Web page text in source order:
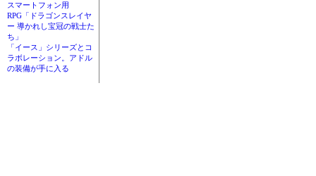
スマートフォン用
RPG「ドラゴンスレイヤ
ー 導かれし宝冠の戦士た
ち」
「イース」シリーズとコ
ラボレーション。アドル
の装備が手に入る